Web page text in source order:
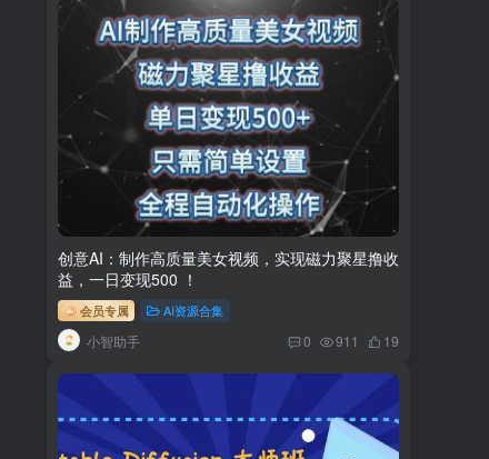
创意AI：制作高质量美女视频，实现磁力聚星撸收
益，一日变现500 ！
会员专属 AI资源合集
小智助手 0 911 19